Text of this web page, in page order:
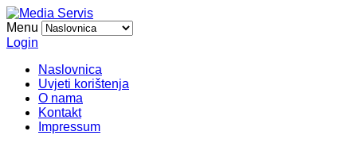
Menu
Login
Naslovnica
Uvjeti korištenja
O nama
Kontakt
Impressum